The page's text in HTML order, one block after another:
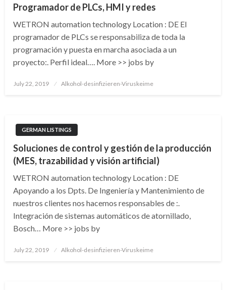
Programador de PLCs, HMI y redes
WETRON automation technology Location : DE El
programador de PLCs se responsabiliza de toda la
programación y puesta en marcha asociada a un
proyecto:. Perfil ideal…. More >> jobs by
Posted
July 22, 2019 Alkohol-desinfizieren-Viruskeime
GERMAN LISTINGS
Soluciones de control y gestión de la producción
(MES, trazabilidad y visión artificial)
WETRON automation technology Location : DE
Apoyando a los Dpts. De Ingeniería y Mantenimiento de
nuestros clientes nos hacemos responsables de :.
Integración de sistemas automáticos de atornillado,
Bosch… More >> jobs by
Posted
July 22, 2019 Alkohol-desinfizieren-Viruskeime